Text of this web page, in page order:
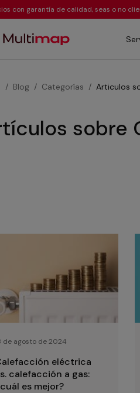
con garantía de calidad, seas o no
Blog Categorías Articulos
sobre
de agosto de 2024
eléctrica
calefacción a gas:
es mejor?